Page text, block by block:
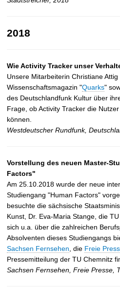
2018
Wie Activity Tracker unser
Unsere Mitarbeiterin Christiane
Wissenschaftsmagazin "Quarks"
des Deutschlandfunk Kultur über
Frage, ob Activity Tracker die
können.
Westdeutscher Rundfunk,
Vorstellung des neuen Master-
Factors"
Am 25.10.2018 wurde der neue
Studiengang "Human Factors"
besuchte die sächsische
Kunst, Dr. Eva-Maria Stange, die
sich u.a. über die zahlreichen
Absolventen dieses Studiengangs
Sachsen Fernsehen, die Freie
Pressemitteilung der TU Chemnitz
Sachsen Fernsehen, Freie Presse,